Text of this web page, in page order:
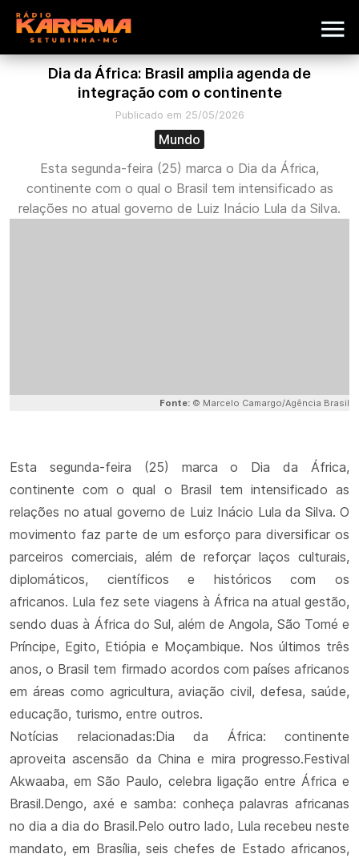
Dia da África: Brasil amplia agenda de
integração com o continente
Publicado em 25/05/2026
Mundo
Esta segunda-feira (25) marca o Dia da África,
continente com o qual o Brasil tem intensificado as
relações no atual governo de Luiz Inácio Lula da Silva.
Fonte: © Marcelo Camargo/Agência Brasil
Esta segunda-feira (25) marca o Dia da África,
continente com o qual o Brasil tem intensificado as
relações no atual governo de Luiz Inácio Lula da Silva. O
movimento faz parte de um esforço para diversificar os
parceiros comerciais, além de reforçar laços culturais,
diplomáticos, científicos e históricos com os
africanos. Lula fez sete viagens à África na atual gestão,
sendo duas à África do Sul, além de Angola, São Tomé e
Príncipe, Egito, Etiópia e Moçambique. Nos últimos três
anos, o Brasil tem firmado acordos com países africanos
em áreas como agricultura, aviação civil, defesa, saúde,
educação, turismo, entre outros.
Notícias relacionadas:Dia da África: continente
aproveita ascensão da China e mira progresso.Festival
Akwaaba, em São Paulo, celebra ligação entre África e
Brasil.Dengo, axé e samba: conheça palavras africanas
no dia a dia do Brasil.Pelo outro lado, Lula recebeu neste
mandato, em Brasília, seis chefes de Estado africanos,